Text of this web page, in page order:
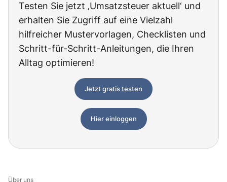
Testen Sie jetzt ‚Umsatzsteuer aktuell‘ und
erhalten Sie Zugriff auf eine Vielzahl
hilfreicher Mustervorlagen, Checklisten und
Schritt-für-Schritt-Anleitungen, die Ihren
Alltag optimieren!
Jetzt gratis testen
Hier einloggen
Über uns